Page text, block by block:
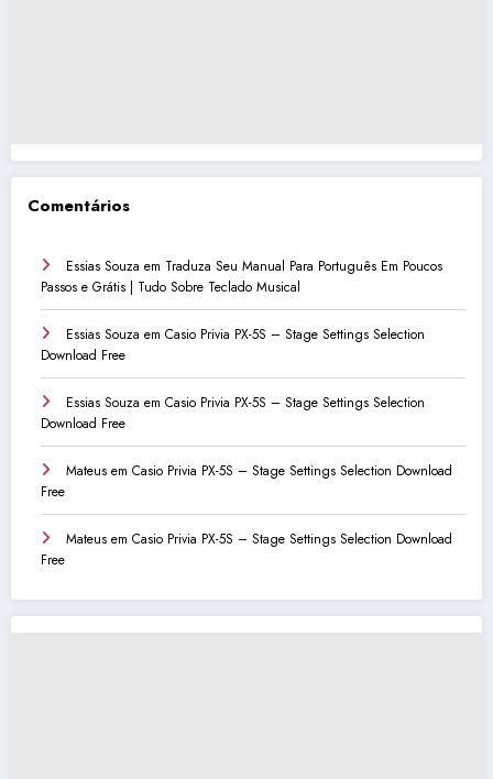
Comentários
Essias Souza em Traduza Seu Manual Para Português Em Poucos
Passos e Grátis | Tudo Sobre Teclado Musical
Essias Souza em Casio Privia PX-5S – Stage Settings Selection
Download Free
Essias Souza em Casio Privia PX-5S – Stage Settings Selection
Download Free
Mateus em Casio Privia PX-5S – Stage Settings Selection Download
Free
Mateus em Casio Privia PX-5S – Stage Settings Selection Download
Free